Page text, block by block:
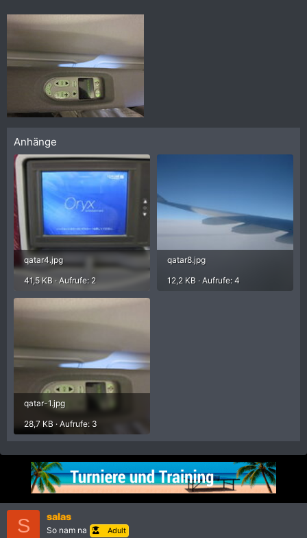
Anhänge
qatar4.jpg
41,5 KB · Aufrufe: 2
qatar8.jpg
12,2 KB · Aufrufe: 4
qatar-1.jpg
28,7 KB · Aufrufe: 3
S salas
So nam na Adult